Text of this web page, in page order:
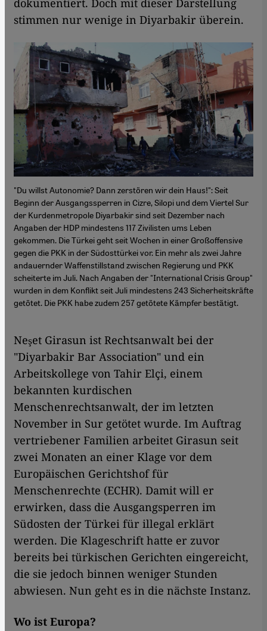
dokumentiert. Doch mit dieser Darstellung
stimmen nur wenige in Diyarbakir überein.
"Du willst Autonomie? Dann zerstören wir dein Haus!": Seit
Beginn der Ausgangssperren in Cizre, Silopi und dem Viertel Sur
der Kurdenmetropole Diyarbakir sind seit Dezember nach
Angaben der HDP mindestens 117 Zivilisten ums Leben
gekommen. Die Türkei geht seit Wochen in einer Großoffensive
gegen die PKK in der Südosttürkei vor. Ein mehr als zwei Jahre
andauernder Waffenstillstand zwischen Regierung und PKK
scheiterte im Juli. Nach Angaben der "International Crisis Group"
wurden in dem Konflikt seit Juli mindestens 243 Sicherheitskräfte
getötet. Die PKK habe zudem 257 getötete Kämpfer bestätigt.
Neşet Girasun ist Rechtsanwalt bei der
"Diyarbakir Bar Association" und ein
Arbeitskollege von Tahir Elçi, einem
bekannten kurdischen
Menschenrechtsanwalt, der im letzten
November in Sur getötet wurde. Im Auftrag
vertriebener Familien arbeitet Girasun seit
zwei Monaten an einer Klage vor dem
Europäischen Gerichtshof für
Menschenrechte (ECHR). Damit will er
erwirken, dass die Ausgangsperren im
Südosten der Türkei für illegal erklärt
werden. Die Klageschrift hatte er zuvor
bereits bei türkischen Gerichten eingereicht,
die sie jedoch binnen weniger Stunden
abwiesen. Nun geht es in die nächste Instanz.
Wo ist Europa?